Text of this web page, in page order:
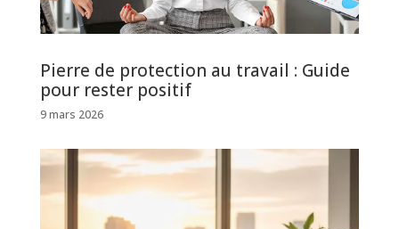
Pierre de protection au travail : Guide
pour rester positif
9 mars 2026